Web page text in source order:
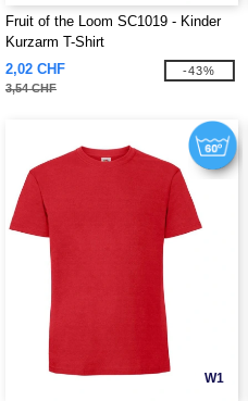
Fruit of the Loom SC1019 - Kinder
Kurzarm T-Shirt
2,02 CHF
3,54 CHF
-43%
W1